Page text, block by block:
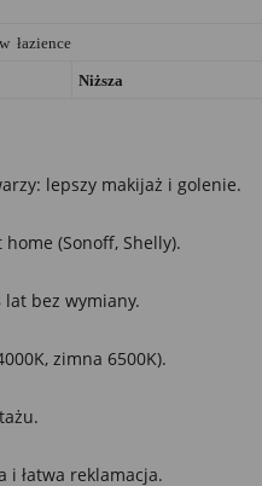
łazience
Niższa
lepszy makijaż i golenie.
(Sonoff, Shelly).
bez wymiany.
zimna 6500K).
i łatwa reklamacja.